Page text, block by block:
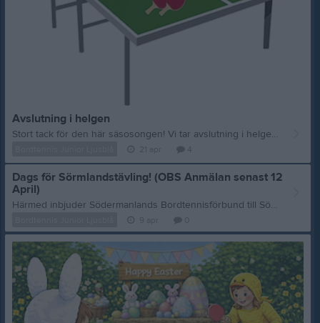
Avslutning i helgen
Stort tack för den här säsosongen! Vi tar avslutning i helgen och sen lägger vi racketena på bordet och tar lite ledigt från pingisen. Höstsäsongen planerar att starta i september, under tiden kan ni nå oss på bordtennis@ifkmariefred.se. Dock låååång svarstid utanför säsong. Trevlig sommar :)
Dags för Sörmlandstävling! (OBS Anmälan senast 12
April)
Härmed inbjuder Södermanlands Bordtennisförbund till Sörmlandstävling omgång 3, 2025–2026. Mer info om tävlingen från arrangören längst ner. När och var? • Datum: Söndag 19 April • Plats: Munktellarenan, Eskilstuna • Tid: Tävlingen startar kl. 10:00. • Samling: Hallen öppnar 08:45. Närvarokontroll sker senast 09:30. Bra att veta • Kostnad: Tävlingen är helt gratis! • Förberedelser: Se till att ha med rack, inomhusskor och vattenflaska. • Upplägg: Vi planerar tävlingen utifrån antalet deltagare för att alla ska få spela så mycket som möjligt. Anmälan Anmäl ditt barn via formuläret För att vi ska kunna planera spelschemat och köpa in priser behöver vi din anmälan senast Söndag den 12 April. “Södermanlands Bordtennisförbund och Eskilstuna BTK hälsar spelare, ledare och föräldrar välkomna Sörmlandstävlingen är vår nybörjartävling för att lära sig spela och tävla i pingis, vi har en inriktning att i första hand spelare som spelat max 3år deltar i denna tävling. Ålder upp till 15år, vi kommer dela in spelarna i klasser under tävlingen I tävlingen delas spelarna in i ett gruppspel om 4-6 spelare där alla möter alla, efter gruppspelet blir det en paus, sen blir det ett nytt gruppspel, där kommer 1or möta 1or, 2or möta 2or, och så vidare. I första gruppspelet kan bli lite ojämnt men då är tanken att till nästa gruppspel hamnar man med spelare som det gått lika bra för. Har man haft det enkelt och vunnit alla möter man andra vinnare, har man haft det tufft och hamnat långt ner möter man andra som kommit längre ner, så andra gruppspelet har som mål att bli jämt. Vårt fokus är at vi ska lära oss spela pingis och möta så många olika spelare som möjligt från andra klubbar. Perfekt för att göra sin första tävling. • Inför tävlingen går vi igenom alla regler • Alla kommer spela 6-10 matcher • Priser till alla • Vi korar ingen vinnare. • Vi håller på i ca 4h • Tävlingen är helt gratis”